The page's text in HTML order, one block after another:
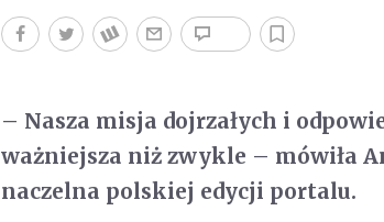
– Nasza misja dojrzałych i
ważniejsza niż zwykle – mówiła
naczelna polskiej edycji portalu.